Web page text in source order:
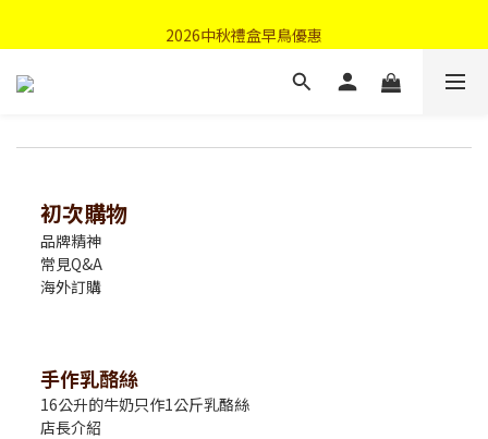
首購優惠輸入"N50"現折50元
2026中秋禮盒早鳥優惠
首購優惠輸入"N50"現折50元
初次購物
品牌精神
常見Q&A
海外訂購
手作乳酪絲
16公升的牛奶只作1公斤乳酪絲
店長介紹